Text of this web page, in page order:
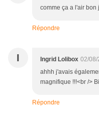
comme ça a l'air bon
Répondre
I Ingrid Lolibox 02/08/
ahhh j'avais
magnifique !!!<br />
Répondre